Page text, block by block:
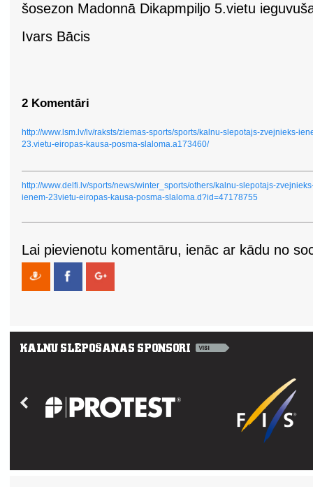
šosezon Madonnā Dikapmpiljo 5.vietu
Ivars Bācis
2 Komentāri
http://www.lsm.lv/lv/raksts/ziemas-sports/sports/kalnu-slepotajs-zvejnieks-
23.vietu-eiropas-kausa-posma-slaloma.a173460/
http://www.delfi.lv/sports/news/winter_sports/others/kalnu-slepotajs-
ienem-23vietu-eiropas-kausa-posma-slaloma.d?id=47178755
Lai pievienotu komentāru, ienāc ar kādu no